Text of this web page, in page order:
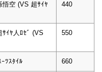
悟空 (VS 超ｻｲﾔ
440
ｻｲﾔ人ﾛｾﾞ (VS
550
ﾂｽﾀｲﾙ 660